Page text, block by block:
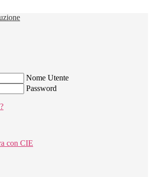
Nome Utente
Password
con CIE